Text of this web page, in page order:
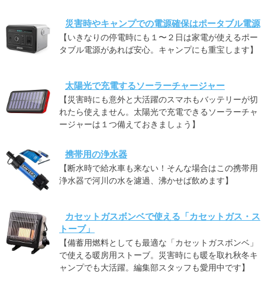
災害時やキャンプでの電源確保はポータブル電源
【いきなりの停電時にも１〜２日は家電が使えるポー
タブル電源があれば安心。キャンプにも重宝します】
太陽光で充電するソーラーチャージャー
【災害時にも意外と大活躍のスマホもバッテリーが切
れたら使えません。太陽光で充電できるソーラーチャ
ージャーは１つ備えておきましょう】
携帯用の浄水器
【断水時で給水車も来ない！そんな場合はこの携帯用
浄水器で河川の水を濾過、沸かせば飲めます】
カセットガスボンベで使える「カセットガス・ス
トーブ」
【備蓄用燃料としても最適な「カセットガスボンベ」
で使える暖房用ストーブ。災害時にも暖を取れ秋冬キ
ャンプでも大活躍。編集部スタッフも愛用中です】